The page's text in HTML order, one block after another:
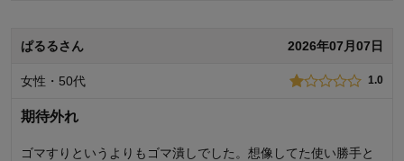
参考になった
使用感・使いやすさ
ぱるるさん 2026年07月07日
女性・50代 1.0
期待外れ
ゴマすりというよりもゴマ潰しでした。想像してた使い勝手と